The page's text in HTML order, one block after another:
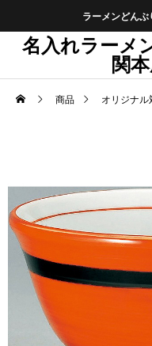
ラーメンどん
名入れラーメ
関
商品 オリジナル